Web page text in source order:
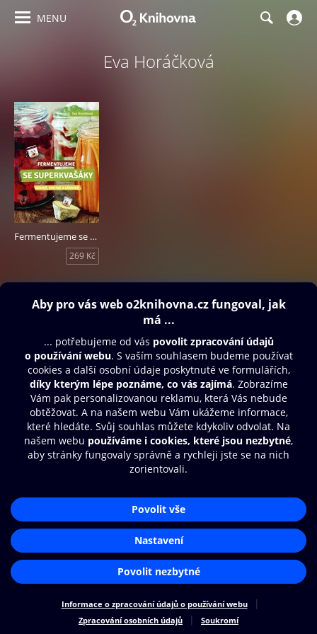
MENU
Eva Horáčková
Fermentujeme se Superkvašáky
269 Kč
Obsah ke stažení
Další zábava
© O2 Czech Republic a.s.
Nákupní řád
Přístupnost
Cookies
Nastavení cookies
Aplikace O2 Knihovna
Čti a poslouchej své e-knihy a
audioknihy rychleji a pohodlněji.